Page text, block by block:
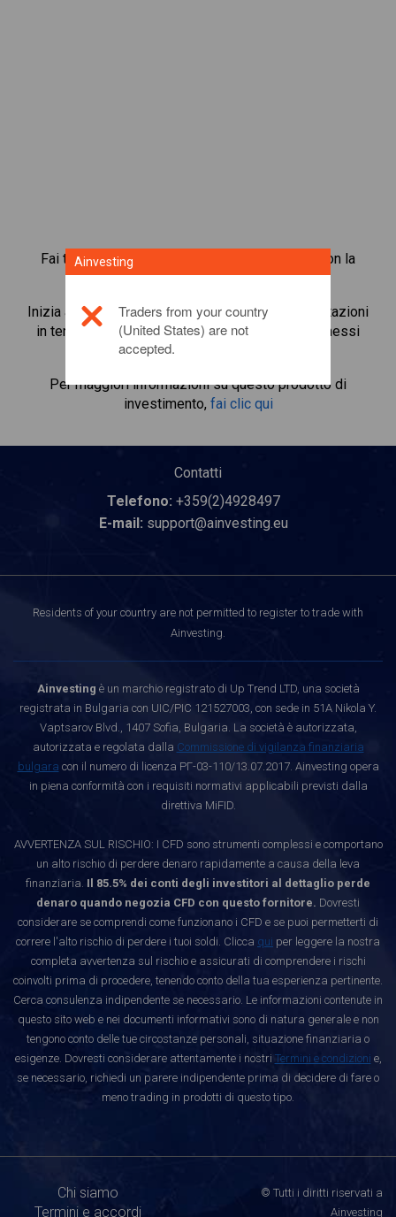
Fai trading in oltre 1.000 azioni internazionali con la
piattaforma di trading in CFD di Ainvesting.
Inizia a fare trading in CFD suPfizer. Ottieni quotazioni
in tempo reale e ricevi dividendi, come se detenessi
l’azione stessa.
Per maggiori informazioni su questo prodotto di
investimento, fai clic qui
Contatti
Telefono: +359(2)4928497
E-mail: support@ainvesting.eu
Residents of your country are not permitted to register to trade with
Ainvesting.
Ainvesting è un marchio registrato di Up Trend LTD, una società
registrata in Bulgaria con UIC/PIC 121527003, con sede in 51A Nikola Y.
Vaptsarov Blvd., 1407 Sofia, Bulgaria. La società è autorizzata,
autorizzata e regolata dalla Commissione di vigilanza finanziaria
bulgara con il numero di licenza РГ-03-110/13.07.2017. Ainvesting opera
in piena conformità con i requisiti normativi applicabili previsti dalla
direttiva MiFID.
AVVERTENZA SUL RISCHIO: I CFD sono strumenti complessi e comportano
un alto rischio di perdere denaro rapidamente a causa della leva
finanziaria. Il 85.5% dei conti degli investitori al dettaglio perde
denaro quando negozia CFD con questo fornitore. Dovresti
considerare se comprendi come funzionano i CFD e se puoi permetterti di
correre l'alto rischio di perdere i tuoi soldi. Clicca qui per leggere la nostra
completa avvertenza sul rischio e assicurati di comprendere i rischi
coinvolti prima di procedere, tenendo conto della tua esperienza pertinente.
Cerca consulenza indipendente se necessario. Le informazioni contenute in
questo sito web e nei documenti informativi sono di natura generale e non
tengono conto delle tue circostanze personali, situazione finanziaria o
esigenze. Dovresti considerare attentamente i nostri Termini e condizioni e,
se necessario, richiedi un parere indipendente prima di decidere di fare o
meno trading in prodotti di questo tipo.
Chi siamo
Termini e accordi
© Tutti i diritti riservati a
Ainvesting
Ainvesting
Traders from your country
(United States) are not
accepted.